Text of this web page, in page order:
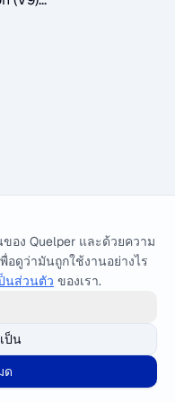
อง Quelper และด้วยความ
อดูว่ามันถูกใช้งานอย่างไร
นส่วนตัว ของเรา.
ป็น
ด